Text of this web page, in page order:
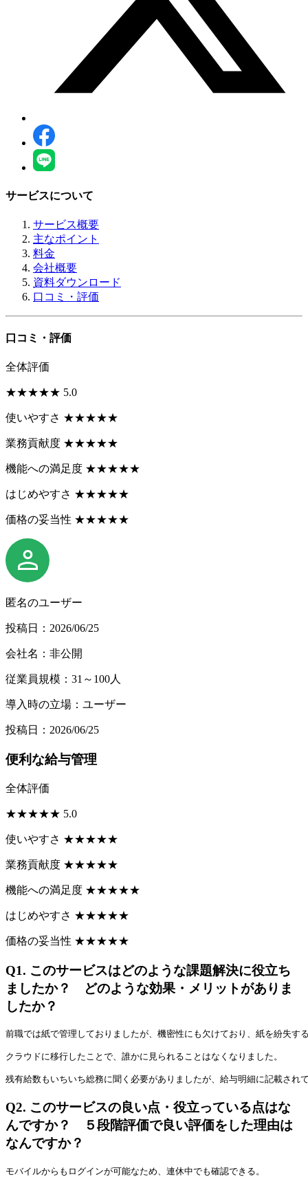
サービスについて
サービス概要
主なポイント
料金
会社概要
資料ダウンロード
口コミ・評価
口コミ・評価
全体評価
★★★★★ 5.0
使いやすさ ★★★★★
業務貢献度 ★★★★★
機能への満足度 ★★★★★
はじめやすさ ★★★★★
価格の妥当性 ★★★★★
匿名のユーザー
投稿日：2026/06/25
会社名：非公開
従業員規模：31～100人
導入時の立場：ユーザー
投稿日：2026/06/25
便利な給与管理
全体評価
★★★★★ 5.0
使いやすさ ★★★★★
業務貢献度 ★★★★★
機能への満足度 ★★★★★
はじめやすさ ★★★★★
価格の妥当性 ★★★★★
Q1. このサービスはどのような課題解決に役立ち
ましたか？ どのような効果・メリットがありま
したか？
前職では紙で管理しておりましたが、機密性にも欠けており、紙を紛失す
クラウドに移行したことで、誰かに見られることはなくなりました。
残有給数もいちいち総務に聞く必要がありましたが、給与明細に記載され
Q2. このサービスの良い点・役立っている点はな
んですか？ ５段階評価で良い評価をした理由は
なんですか？
モバイルからもログインが可能なため、連休中でも確認できる。